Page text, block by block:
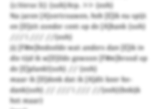
{c:Verse 3:} {soh}Arp. >> {eoh}
Na jaren [A]vertrouwen, heb [E]ik nu spijt
en [D]zit zonder cent op de [A]bank {soh}
/// | /// //{eoh}
jij [F#m]bedoelde wat anders dan [E]ik in
die tijd ik w[D]ilde gewoon [F#m]brood op
de [E]plank!{soh} // {eoh}
maar ik [D]denk dat ik [A]dit keer be-
dank{soh} // /// | /// //{eoh}(bekijk
het maar)